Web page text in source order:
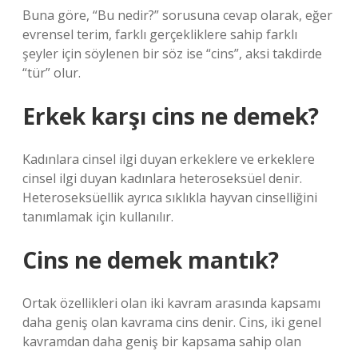
Buna göre, “Bu nedir?” sorusuna cevap olarak, eğer
evrensel terim, farklı gerçekliklere sahip farklı
şeyler için söylenen bir söz ise “cins”, aksi takdirde
“tür” olur.
Erkek karşı cins ne demek?
Kadınlara cinsel ilgi duyan erkeklere ve erkeklere
cinsel ilgi duyan kadınlara heteroseksüel denir.
Heteroseksüellik ayrıca sıklıkla hayvan cinselliğini
tanımlamak için kullanılır.
Cins ne demek mantık?
Ortak özellikleri olan iki kavram arasında kapsamı
daha geniş olan kavrama cins denir. Cins, iki genel
kavramdan daha geniş bir kapsama sahip olan